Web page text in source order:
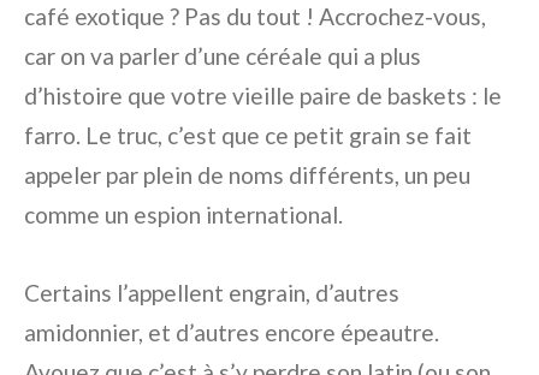
café exotique ? Pas du tout ! Accrochez-vous,
car on va parler d’une céréale qui a plus
d’histoire que votre vieille paire de baskets : le
farro. Le truc, c’est que ce petit grain se fait
appeler par plein de noms différents, un peu
comme un espion international.
Certains l’appellent engrain, d’autres
amidonnier, et d’autres encore épeautre.